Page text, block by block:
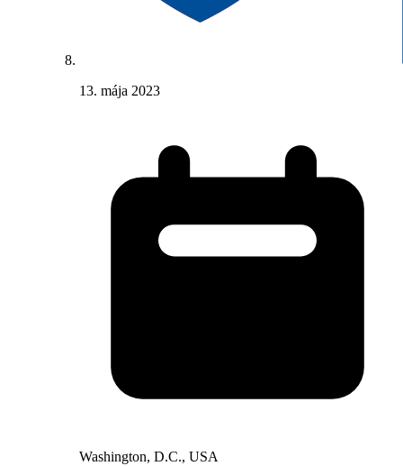
13. mája 2023
Washington, D.C., USA